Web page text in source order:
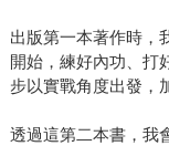
出版第一本著作時，
開始，練好內功、打
步以實戰角度出發，
透過這第二本書，我